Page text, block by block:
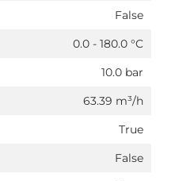
False
0.0 - 180.0 °C
10.0 bar
63.39 m³/h
True
False